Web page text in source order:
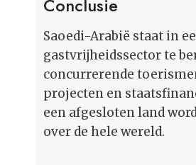
Conclusie
Saoedi-Arabië staat in
gastvrijheidssector te
concurrerende
projecten en
een afgesloten land
over de hele wereld.